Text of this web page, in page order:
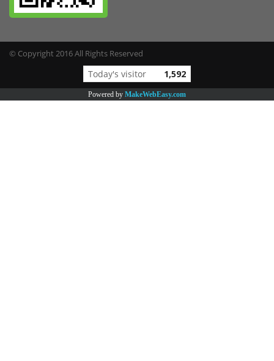
© Copyright 2016 All Rights Reserved
Online 138
Powered by MakeWebEasy.com